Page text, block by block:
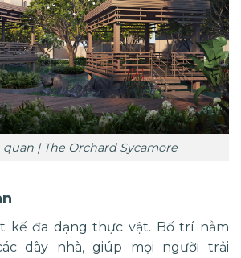
| The Orchard Sycamore
kế đa dạng thực vật. Bố trí nằm
dãy nhà, giúp mọi người trải